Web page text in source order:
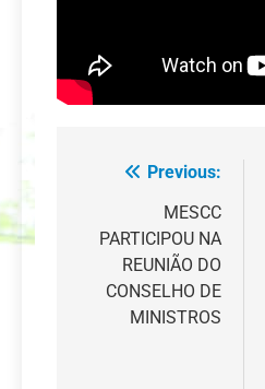
Navegação
artigos
Previous:
MESCC
PARTICIPOU NA
REUNIÃO DO
CONSELHO DE
MINISTROS